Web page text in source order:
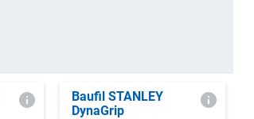
Baufil STANLEY
DynaGrip